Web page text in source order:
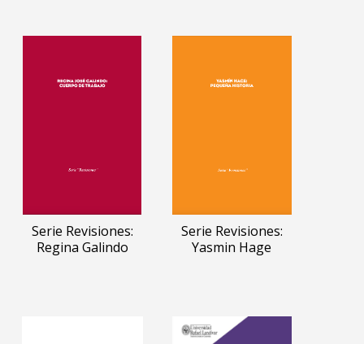
Serie Revisiones:
Regina Galindo
Serie Revisiones:
Yasmin Hage